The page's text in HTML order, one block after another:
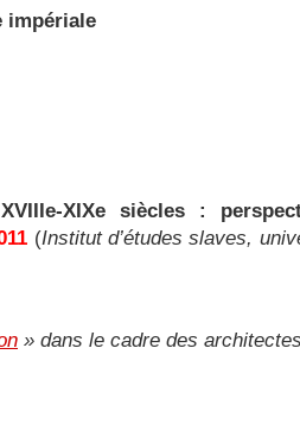
impériale
XIXe siècles :
(Institut d’études slaves,
» dans le cadre des